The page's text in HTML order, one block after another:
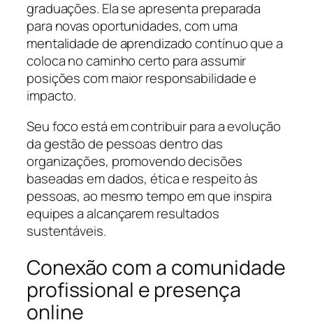
graduações. Ela se apresenta preparada
para novas oportunidades, com uma
mentalidade de aprendizado contínuo que a
coloca no caminho certo para assumir
posições com maior responsabilidade e
impacto.
Seu foco está em contribuir para a evolução
da gestão de pessoas dentro das
organizações, promovendo decisões
baseadas em dados, ética e respeito às
pessoas, ao mesmo tempo em que inspira
equipes a alcançarem resultados
sustentáveis.
Conexão com a comunidade
profissional e presença
online